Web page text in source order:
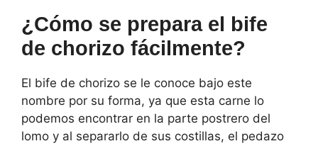
¿Cómo se prepara el bife
de chorizo fácilmente?
El bife de chorizo se le conoce bajo este
nombre por su forma, ya que esta carne lo
podemos encontrar en la parte postrero del
lomo y al separarlo de sus costillas, el pedazo